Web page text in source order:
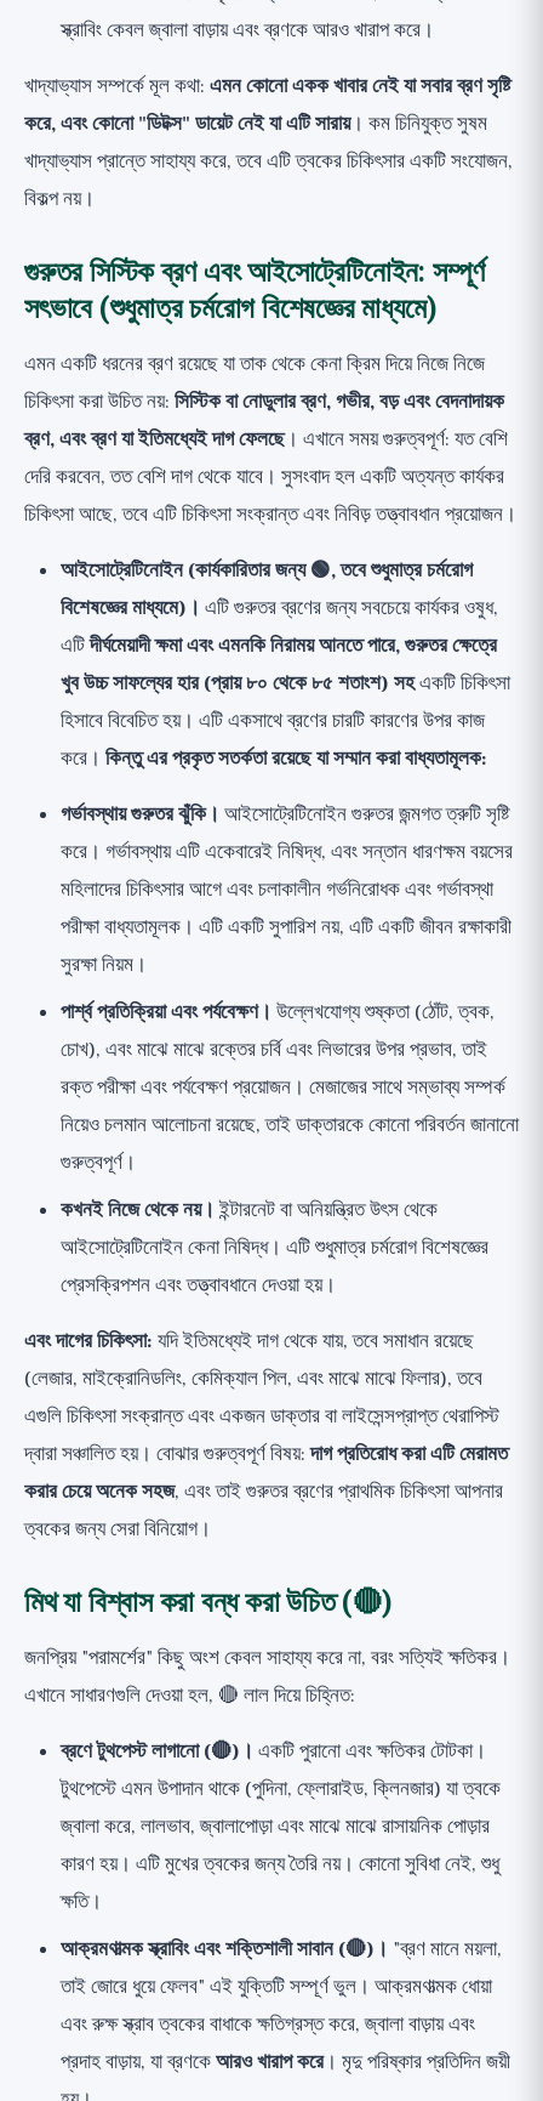
স্ক্রাবিং কেবল জ্বালা বাড়ায় এবং ব্রণকে আরও খারাপ করে।
খাদ্যাভ্যাস সম্পর্কে মূল কথা: এমন কোনো একক খাবার নেই যা সবার ব্রণ সৃষ্টি
করে, এবং কোনো "ডিটক্স" ডায়েট নেই যা এটি সারায়। কম চিনিযুক্ত সুষম
খাদ্যাভ্যাস প্রান্তে সাহায্য করে, তবে এটি ত্বকের চিকিৎসার একটি সংযোজন,
বিকল্প নয়।
গুরুতর সিস্টিক ব্রণ এবং আইসোট্রেটিনোইন: সম্পূর্ণ
সৎভাবে (শুধুমাত্র চর্মরোগ বিশেষজ্ঞের মাধ্যমে)
এমন একটি ধরনের ব্রণ রয়েছে যা তাক থেকে কেনা ক্রিম দিয়ে নিজে নিজে
চিকিৎসা করা উচিত নয়: সিস্টিক বা নোডুলার ব্রণ, গভীর, বড় এবং বেদনাদায়ক
ব্রণ, এবং ব্রণ যা ইতিমধ্যেই দাগ ফেলছে। এখানে সময় গুরুত্বপূর্ণ: যত বেশি
দেরি করবেন, তত বেশি দাগ থেকে যাবে। সুসংবাদ হল একটি অত্যন্ত কার্যকর
চিকিৎসা আছে, তবে এটি চিকিৎসা সংক্রান্ত এবং নিবিড় তত্ত্বাবধান প্রয়োজন।
আইসোট্রেটিনোইন (কার্যকারিতার জন্য 🟢, তবে শুধুমাত্র চর্মরোগ
বিশেষজ্ঞের মাধ্যমে)। এটি গুরুতর ব্রণের জন্য সবচেয়ে কার্যকর ওষুধ,
এটিদীর্ঘমেয়াদী ক্ষমা এবং এমনকি নিরাময় আনতে পারে, গুরুতর ক্ষেত্রে
খুব উচ্চ সাফল্যের হার (প্রায় ৮০ থেকে ৮৫ শতাংশ) সহএকটি চিকিৎসা
হিসাবে বিবেচিত হয়। এটি একসাথে ব্রণের চারটি কারণের উপর কাজ
করে। কিন্তু এর প্রকৃত সতর্কতা রয়েছে যা সম্মান করা বাধ্যতামূলক:
গর্ভাবস্থায় গুরুতর ঝুঁকি। আইসোট্রেটিনোইন গুরুতর জন্মগত ত্রুটি সৃষ্টি
করে। গর্ভাবস্থায় এটি একেবারেই নিষিদ্ধ, এবং সন্তান ধারণক্ষম বয়সের
মহিলাদের চিকিৎসার আগে এবং চলাকালীন গর্ভনিরোধক এবং গর্ভাবস্থা
পরীক্ষা বাধ্যতামূলক। এটি একটি সুপারিশ নয়, এটি একটি জীবন রক্ষাকারী
সুরক্ষা নিয়ম।
পার্শ্ব প্রতিক্রিয়া এবং পর্যবেক্ষণ। উল্লেখযোগ্য শুষ্কতা (ঠোঁট, ত্বক,
চোখ), এবং মাঝে মাঝে রক্তের চর্বি এবং লিভারের উপর প্রভাব, তাই
রক্ত পরীক্ষা এবং পর্যবেক্ষণ প্রয়োজন। মেজাজের সাথে সম্ভাব্য সম্পর্ক
নিয়েও চলমান আলোচনা রয়েছে, তাই ডাক্তারকে কোনো পরিবর্তন জানানো
গুরুত্বপূর্ণ।
কখনই নিজে থেকে নয়। ইন্টারনেট বা অনিয়ন্ত্রিত উৎস থেকে
আইসোট্রেটিনোইন কেনা নিষিদ্ধ। এটি শুধুমাত্র চর্মরোগ বিশেষজ্ঞের
প্রেসক্রিপশন এবং তত্ত্বাবধানে দেওয়া হয়।
এবং দাগের চিকিৎসা: যদি ইতিমধ্যেই দাগ থেকে যায়, তবে সমাধান রয়েছে
(লেজার, মাইক্রোনিডলিং, কেমিক্যাল পিল, এবং মাঝে মাঝে ফিলার), তবে
এগুলি চিকিৎসা সংক্রান্ত এবং একজন ডাক্তার বা লাইসেন্সপ্রাপ্ত থেরাপিস্ট
দ্বারা সঞ্চালিত হয়। বোঝার গুরুত্বপূর্ণ বিষয়:দাগ প্রতিরোধ করা এটি মেরামত
করার চেয়ে অনেক সহজ, এবং তাই গুরুতর ব্রণের প্রাথমিক চিকিৎসা আপনার
ত্বকের জন্য সেরা বিনিয়োগ।
মিথ যা বিশ্বাস করা বন্ধ করা উচিত (🔴)
জনপ্রিয় "পরামর্শের" কিছু অংশ কেবল সাহায্য করে না, বরং সত্যিই ক্ষতিকর।
এখানে সাধারণগুলি দেওয়া হল, 🔴 লাল দিয়ে চিহ্নিত:
ব্রণে টুথপেস্ট লাগানো (🔴)। একটি পুরানো এবং ক্ষতিকর টোটকা।
টুথপেস্টে এমন উপাদান থাকে (পুদিনা, ফ্লোরাইড, ক্লিনজার) যা ত্বকে
জ্বালা করে, লালভাব, জ্বালাপোড়া এবং মাঝে মাঝে রাসায়নিক পোড়ার
কারণ হয়। এটি মুখের ত্বকের জন্য তৈরি নয়। কোনো সুবিধা নেই, শুধু
ক্ষতি।
আক্রমণাত্মক স্ক্রাবিং এবং শক্তিশালী সাবান (🔴)। "ব্রণ মানে ময়লা,
তাই জোরে ধুয়ে ফেলব" এই যুক্তিটি সম্পূর্ণ ভুল। আক্রমণাত্মক ধোয়া
এবং রুক্ষ স্ক্রাব ত্বকের বাধাকে ক্ষতিগ্রস্ত করে, জ্বালা বাড়ায় এবং
প্রদাহ বাড়ায়, যা ব্রণকেআরও খারাপ করে। মৃদু পরিষ্কার প্রতিদিন জয়ী